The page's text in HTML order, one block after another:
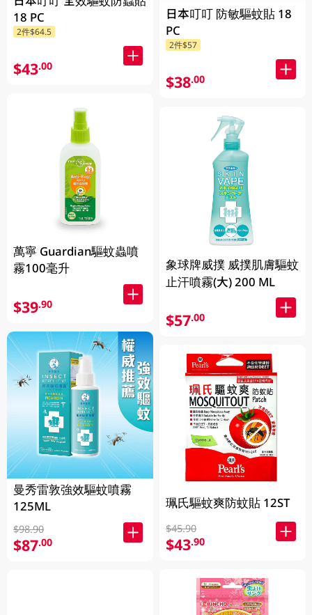
18 PC
2件$64.5
$43.00
萬寧 Guardian驅蚊蟲噴
霧100毫升
$39.90
曼秀雷敦強效驅蚊噴霧
125ML
$98.90
$87.00
日本叮叮 防敏驅蚊貼 18
PC
2件$57
$38.00
象球牌威撲 威撲肌膚驅蚊
止汗噴霧(大) 200 ML
$57.00
珮氏驅蚊爽防蚊貼 12ST
$45.90
$43.90